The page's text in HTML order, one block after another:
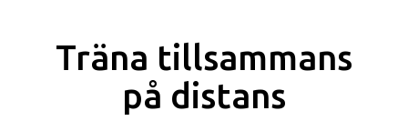
Träna tillsammans
på distans